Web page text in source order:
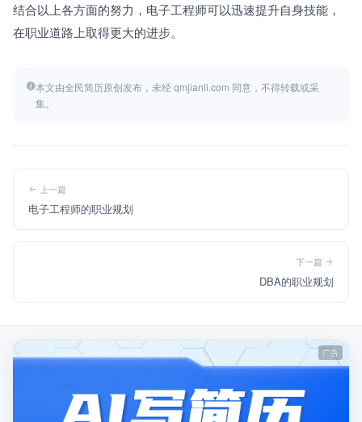
结合以上各方面的努力，电子工程师可以迅速提升自身技能，
在职业道路上取得更大的进步。
本文由全民简历原创发布，未经 qmjianli.com 同意，不得转载或采
集。
上一篇
电子工程师的职业规划
下一篇
DBA的职业规划